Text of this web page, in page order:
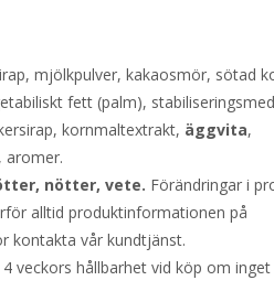
mjölkpulver, kakaosmör, sötad
fett (palm),
kornmaltextrakt, äggvita,
aromer.
nötter, vete. Förändringar i
alltid produktinformationen på
kontakta vår kundtjänst.
veckors hållbarhet vid köp om inget